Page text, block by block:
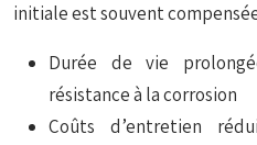
initiale est souvent
Durée de vie
résistance à la corrosion
Coûts d’entretien